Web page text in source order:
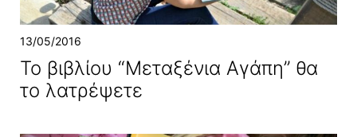
13/05/2016
To βιβλίου “Μεταξένια Αγάπη” θα
το λατρέψετε